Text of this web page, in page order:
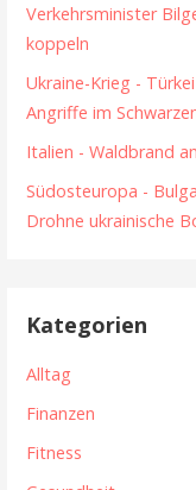
Verkehrsminister
koppeln
Ukraine-Krieg -
Angriffe im
Italien - Waldbrand
Südosteuropa -
Drohne ukrainische
Kategorien
Alltag
Finanzen
Fitness